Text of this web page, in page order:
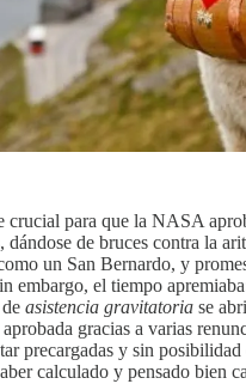
para que la NASA
dándose de bruces contra la
un San Bernardo, y
embargo, el tiempo
asistencia gravitatoria se
gracias a varias
precargadas y sin
calculado y pensado bien